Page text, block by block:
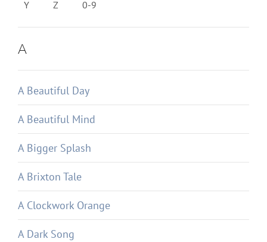
Y
Z 0-9
A
A Beautiful Day
A Beautiful Mind
A Bigger Splash
A Brixton Tale
A Clockwork Orange
A Dark Song